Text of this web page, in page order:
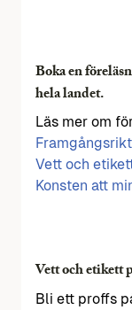
Boka en
hela landet.
Läs mer om
Vett och
Konsten att
Vett och etikett
Bli ett proffs